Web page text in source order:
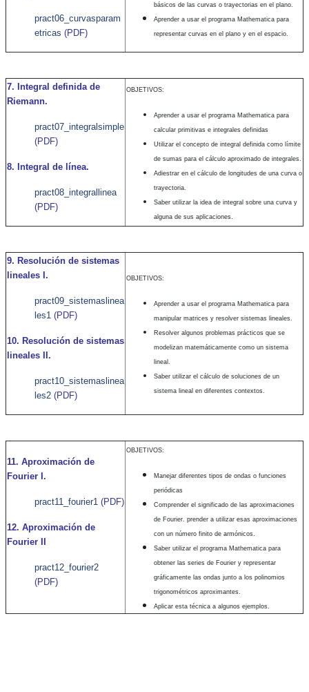
pract06_curvasparam
etricas (PDF)
básicos de las curvas o trayectorias en el plano.
Aprender a usar el programa Mathematica para
representar curvas en el plano y en el espacio.
7. Integral definida de
Riemann.
pract07_integralsimple
(PDF)
8. Integral de línea.
pract08_integrallinea
(PDF)
OBJETIVOS:
Aprender a usar el programa Mathematica para
calcular primitivas e integrales definidas
Utilizar el concepto de integral definida como límite
de sumas para el cálculo aproximado de integrales.
Adiestrar en el cálculo de longitudes de una curva o
trayectoria.
Saber utilizar la idea de integral sobre una curva y
alguna de sus aplicaciones.
9. Resolución de sistemas
lineales I.
pract09_sistemaslinea
les1 (PDF)
10. Resolución de sistemas
lineales II.
pract10_sistemaslinea
les2 (PDF)
OBJETIVOS:
Aprender a usar el programa Mathematica para
manipular matrices y resolver sistemas lineales.
Resolver algunos problemas prácticos que se
modelizan matemáticamente como un sistema
lineal.
Saber utilizar el cálculo de soluciones de un
sistema lineal en diferentes contextos.
11. Aproximación de
Fourier I.
pract11_fourier1 (PDF)
12. Aproximación de
Fourier II
pract12_fourier2
(PDF)
OBJETIVOS:
Manejar diferentes tipos de ondas o funciones
periódicas
Comprender el significado de las aproximaciones
de Fourier. prender a utilizar esas aproximaciones
con un número finito de armónicos.
Saber utilizar el programa Mathematica para
obtener las series de Fourier y representar
gráficamente las ondas junto a los polinomios
trigonométricos aproximantes.
Aplicar esta técnica a algunos ejemplos.